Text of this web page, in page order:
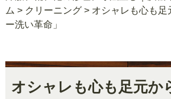
ム > クリーニング> オシャレも心も足
ー洗い革命」
オシャレも心も足元か